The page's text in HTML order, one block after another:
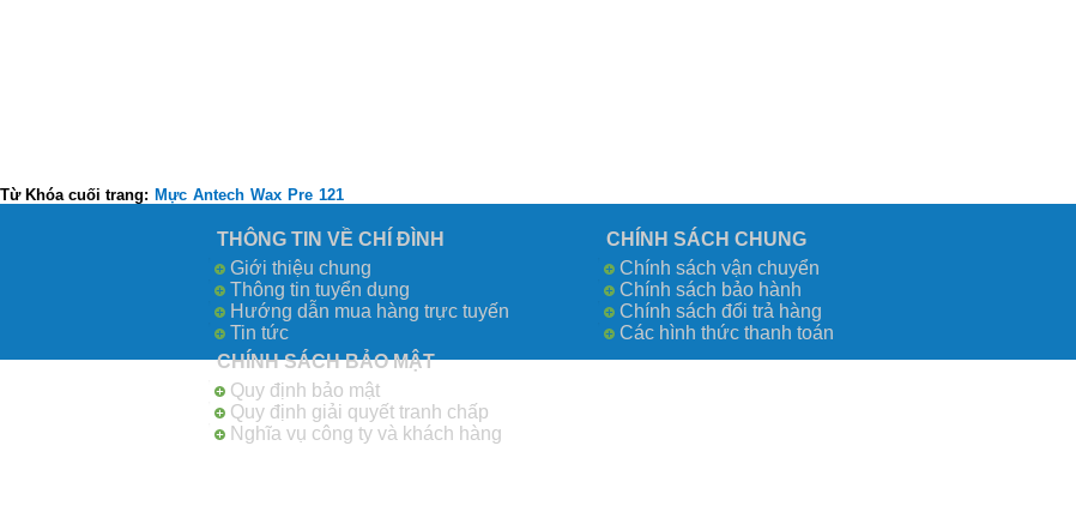
Từ Khóa cuối trang: Mực Antech Wax Pre 121
THÔNG TIN VỀ CHÍ ĐÌNH
Giới thiệu chung
Thông tin tuyển dụng
Hướng dẫn mua hàng trực tuyến
Tin tức
CHÍNH SÁCH CHUNG
Chính sách vận chuyển
Chính sách bảo hành
Chính sách đổi trả hàng
Các hình thức thanh toán
CHÍNH SÁCH BẢO MẬT
Quy định bảo mật
Quy định giải quyết tranh chấp
Nghĩa vụ công ty và khách hàng